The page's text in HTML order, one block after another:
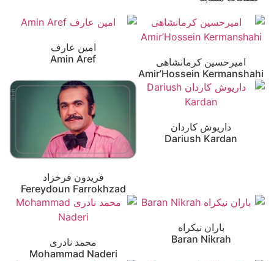
امیرحسین کرمانشاهی
Amir’Hossein Kermanshahi
امین عارف
Amin Aref
داریوش کاردان
Dariush Kardan
فریدون فرخزاد
Fereydoun Farrokhzad
باران نیکراه
Baran Nikrah
محمد نادری
Mohammad Naderi